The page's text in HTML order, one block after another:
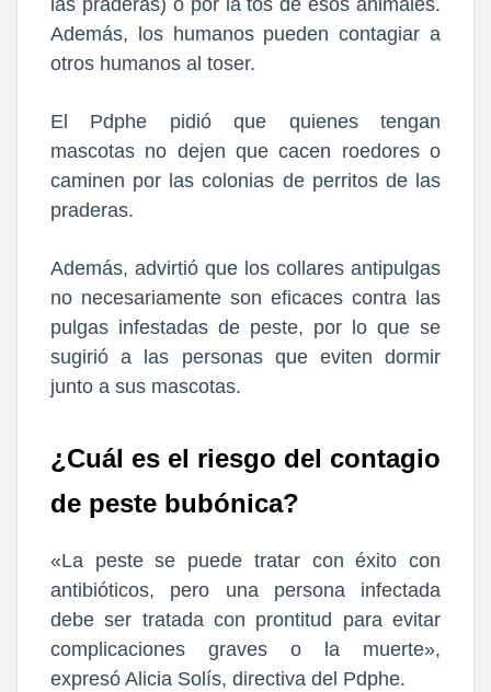
las praderas) o por la tos de esos animales.
Además, los humanos pueden contagiar a
otros humanos al toser.
El Pdphe pidió que quienes tengan
mascotas no dejen que cacen roedores o
caminen por las colonias de perritos de las
praderas.
Además, advirtió que los collares antipulgas
no necesariamente son eficaces contra las
pulgas infestadas de peste, por lo que se
sugirió a las personas que eviten dormir
junto a sus mascotas.
¿Cuál es el riesgo del contagio
de peste bubónica?
«La peste se puede tratar con éxito con
antibióticos, pero una persona infectada
debe ser tratada con prontitud para evitar
complicaciones graves o la muerte»,
expresó Alicia Solís, directiva del Pdphe.